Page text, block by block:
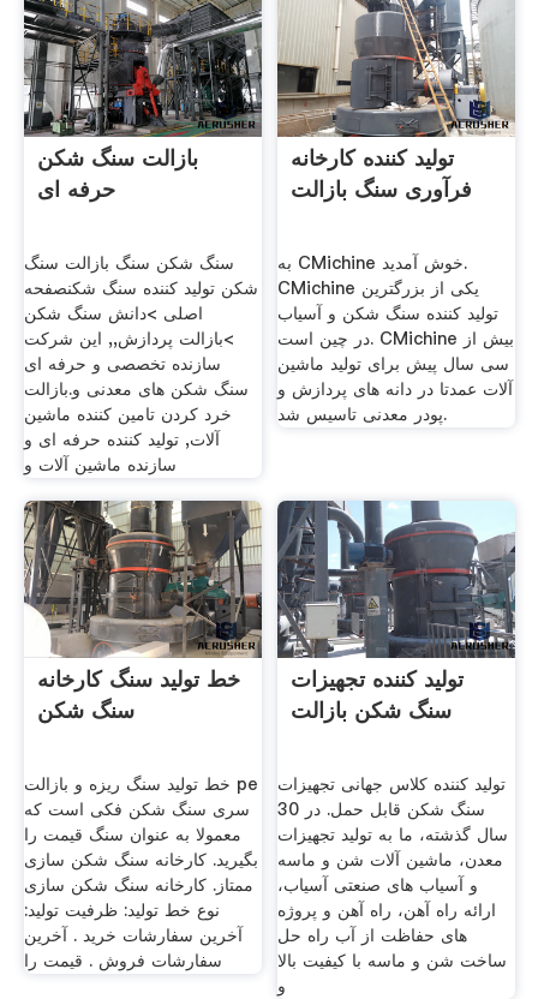
بازالت سنگ شکن
حرفه ای
سنگ شکن سنگ بازالت سنگ
شکن تولید کننده سنگ شکنصفحه
اصلی >دانش سنگ شکن
>بازالت پردازش,, این شرکت
سازنده تخصصی و حرفه ای
سنگ شکن های معدنی و.بازالت
خرد کردن تامین کننده ماشین
آلات, تولید کننده حرفه ای و
سازنده ماشین آلات و
تولید کننده کارخانه
فرآوری سنگ بازالت
به CMichine خوش آمدید.
CMichine یکی از بزرگترین
تولید کننده سنگ شکن و آسیاب
در چین است. CMichine بیش از
سی سال پیش برای تولید ماشین
آلات عمدتا در دانه های پردازش و
پودر معدنی تاسیس شد.
خط تولید سنگ کارخانه
سنگ شکن
خط تولید سنگ ریزه و بازالت pe
سری سنگ شکن فکی است که
معمولا به عنوان سنگ قیمت را
بگیرید. کارخانه سنگ شکن سازی
ممتاز. کارخانه سنگ شکن سازی
نوع خط تولید: ظرفیت تولید:
آخرین سفارشات خرید . آخرین
سفارشات فروش . قیمت را
تولید کننده تجهیزات
سنگ شکن بازالت
تولید کننده کلاس جهانی تجهیزات
سنگ شکن قابل حمل. در 30
سال گذشته، ما به تولید تجهیزات
معدن، ماشین آلات شن و ماسه
و آسیاب های صنعتی آسیاب،
ارائه راه آهن، راه آهن و پروژه
های حفاظت از آب راه حل
ساخت شن و ماسه با کیفیت بالا
و